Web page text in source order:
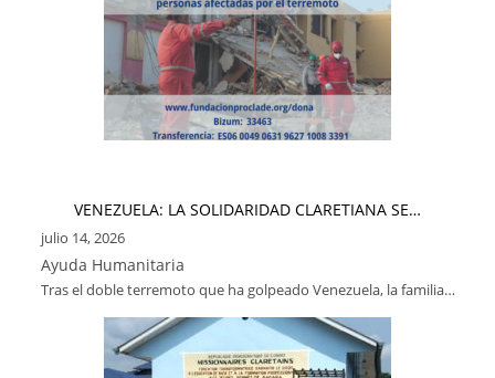
VENEZUELA: LA SOLIDARIDAD CLARETIANA SE…
julio 14, 2026
Ayuda Humanitaria
Tras el doble terremoto que ha golpeado Venezuela, la familia…